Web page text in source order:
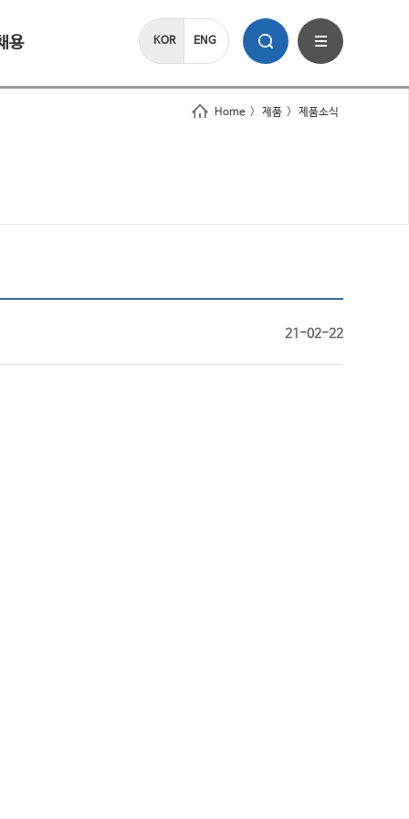
KOR ENG
용
Home > 제품 > 제품소식
21-02-22